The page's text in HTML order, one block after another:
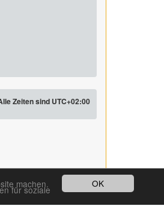
OK
machen.
für soziale
Zeiten sind UTC+02:00